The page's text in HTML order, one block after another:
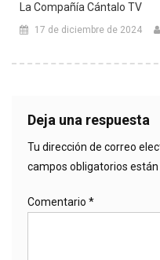
La Compañía Cántalo TV
17 de diciembre de 2024
Deja una respuesta
Tu dirección de correo
campos obligatorios
Comentario *